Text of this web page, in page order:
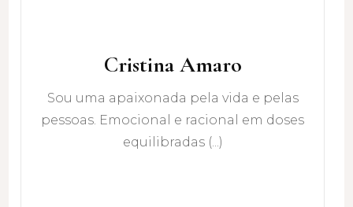
Cristina Amaro
Sou uma apaixonada pela vida e pelas
pessoas. Emocional e racional em doses
equilibradas (...)